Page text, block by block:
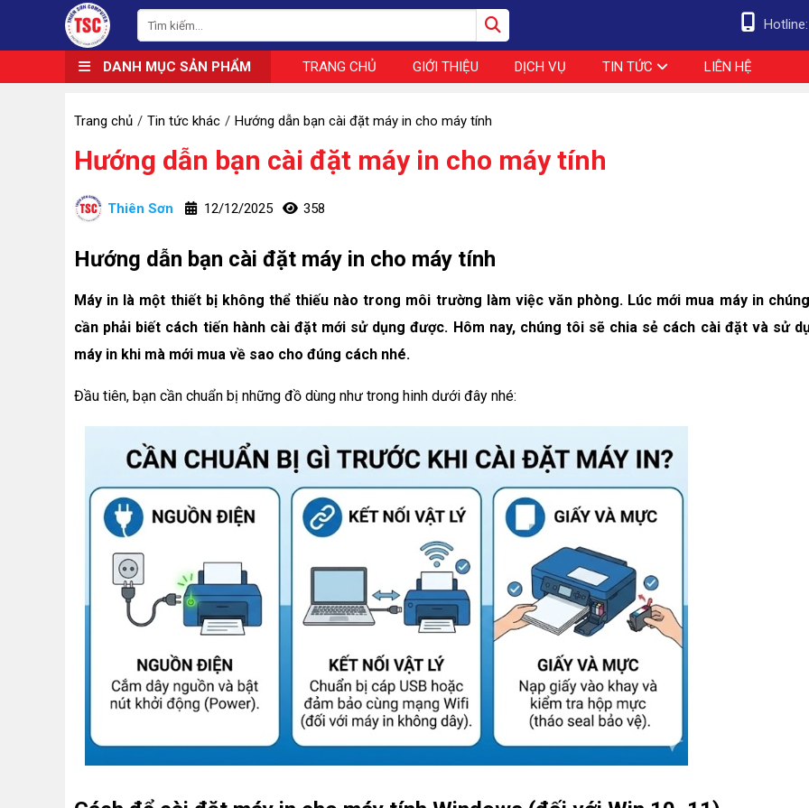
DANH MỤC SẢN PHẨM TRANG CHỦ GIỚI THIỆU DỊCH VỤ TIN TỨC LIÊN HỆ
Trang chủ Tin tức khác Hướng dẫn bạn cài đặt máy in cho máy tính
Hướng dẫn bạn cài đặt máy in cho máy tính
Thiên Sơn 12/12/2025 358
Hướng dẫn bạn cài đặt máy in cho máy tính
Máy in là một thiết bị không thể thiếu nào trong môi trường làm việc văn phòng. Lúc mới mua máy in
cần phải biết cách tiến hành cài đặt mới sử dụng được. Hôm nay, chúng tôi sẽ chia sẻ cách cài đặt và sử
máy in khi mà mới mua về sao cho đúng cách nhé.
Đầu tiên, bạn cần chuẩn bị những đồ dùng như trong hinh dưới đây nhé: